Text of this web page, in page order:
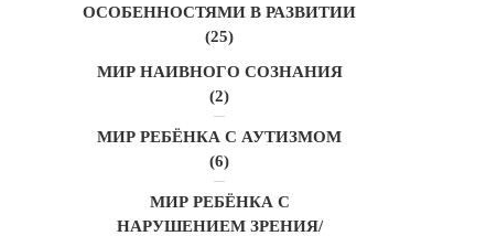
ОСОБЕННОСТЯМИ В РАЗВИТИИ
(25)
МИР НАИВНОГО СОЗНАНИЯ
(2)
МИР РЕБЁНКА С АУТИЗМОМ
(6)
МИР РЕБЁНКА С
НАРУШЕНИЕМ ЗРЕНИЯ/